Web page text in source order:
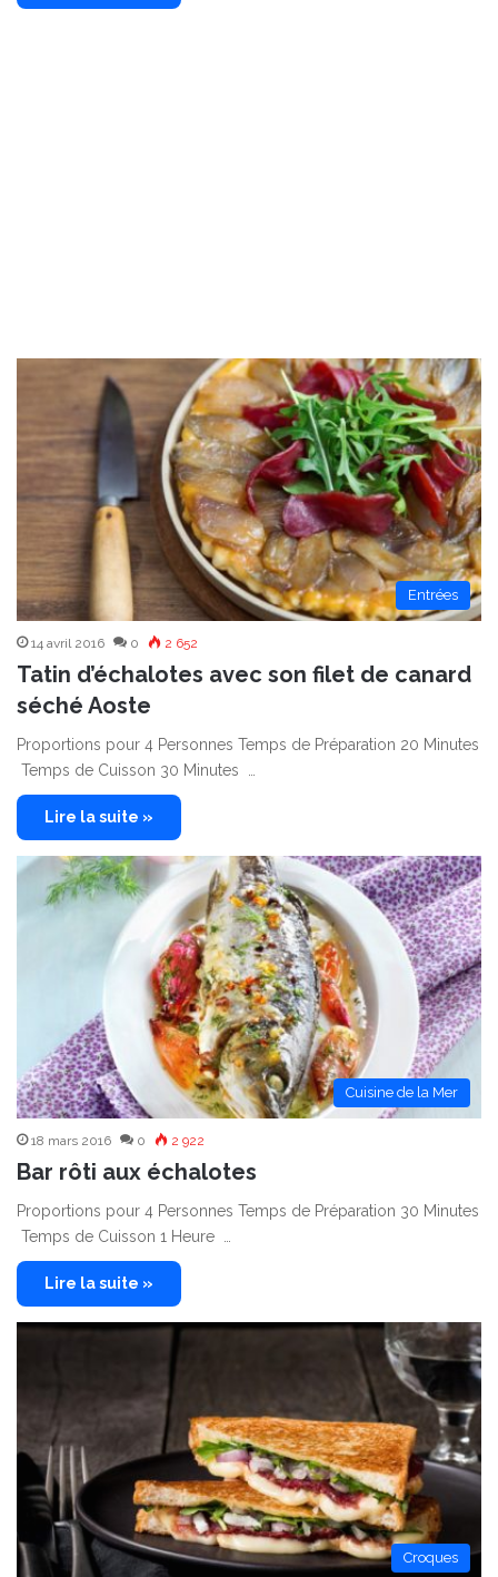
Entrées
14 avril 2016 0 2 652
Tatin d’échalotes avec son filet de canard
séché Aoste
Proportions pour 4 Personnes Temps de Préparation 20 Minutes
Temps de Cuisson 30 Minutes …
Lire la suite »
Cuisine de la Mer
18 mars 2016 0 2 922
Bar rôti aux échalotes
Proportions pour 4 Personnes Temps de Préparation 30 Minutes
Temps de Cuisson 1 Heure …
Lire la suite »
Croques